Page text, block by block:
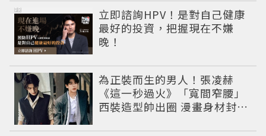
立即諮詢HPV！是對自己健康
最好的投資，把握現在不嫌
晚！
PR
為正裝而生的男人！張凌赫
《這一秒過火》「寬間窄腰」
西裝造型帥出圈 漫畫身材封神